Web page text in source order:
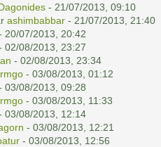
- 21/07/2013, 09:10
ashimbabbar- 21/07/2013, 21:40
20/07/2013, 20:42
02/08/2013, 23:27
- 02/08/2013, 23:34
- 03/08/2013, 01:12
03/08/2013, 09:28
- 03/08/2013, 11:33
03/08/2013, 12:14
- 03/08/2013, 12:21
- 03/08/2013, 12:56